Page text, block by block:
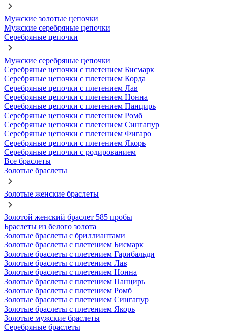
Мужские золотые цепочки
Мужские серебряные цепочки
Серебряные цепочки
Мужские серебряные цепочки
Серебряные цепочки с плетением Бисмарк
Серебряные цепочки с плетением Корда
Серебряные цепочки с плетением Лав
Серебряные цепочки с плетением Нонна
Серебряные цепочки с плетением Панцирь
Серебряные цепочки с плетением Ромб
Серебряные цепочки с плетением Сингапур
Серебряные цепочки с плетением Фигаро
Серебряные цепочки с плетением Якорь
Серебряные цепочки с родированием
Все браслеты
Золотые браслеты
Золотые женские браслеты
Золотой женский браслет 585 пробы
Браслеты из белого золота
Золотые браслеты с бриллиантами
Золотые браслеты с плетением Бисмарк
Золотые браслеты с плетением Гарибальди
Золотые браслеты с плетением Лав
Золотые браслеты с плетением Нонна
Золотые браслеты с плетением Панцирь
Золотые браслеты с плетением Ромб
Золотые браслеты с плетением Сингапур
Золотые браслеты с плетением Якорь
Золотые мужские браслеты
Серебряные браслеты